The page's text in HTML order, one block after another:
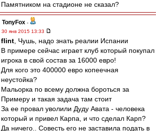
Памятником на стадионе не сказал?
TonyFox -
30 янв 2015 13:33
flint , Чушь, надо знать реалии Испании
В примере сейчас играет клуб который покупал
игрока в свой состав за 16000 евро!
Для кого это 400000 евро копеечная
неустойка?
Мальорка по всему должна бороться за
Примеру и такая задача там стоит
За ее провал уволили Дуду Авата - человека
который и привел Карпа, и что сделал Карп?
Да ничего.. Совесть его не заставила подать в